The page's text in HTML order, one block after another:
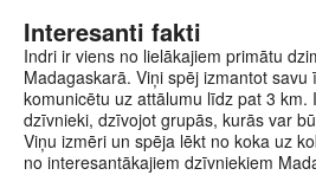
Interesanti fakti
Indri ir viens no lielākajiem primātu
Madagaskarā. Viņi spēj izmantot savu
komunicētu uz attālumu līdz pat 3 km.
dzīvnieki, dzīvojot grupās, kurās var
Viņu izmēri un spēja lēkt no koka uz
no interesantākajiem dzīvniekiem